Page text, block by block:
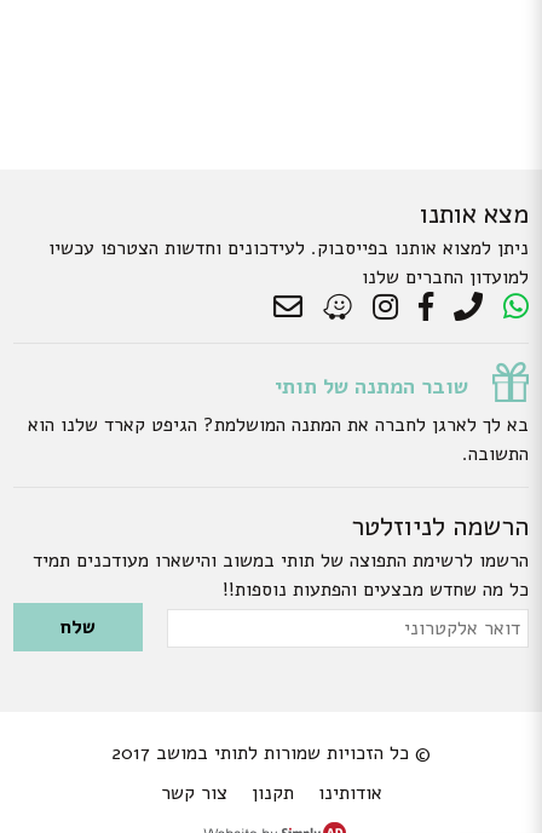
מצא אותנו
ניתן למצוא אותנו בפייסבוק. לעידכונים וחדשות הצטרפו עכשיו
למועדון החברים שלנו
שובר המתנה של תותי
בא לך לארגן לחברה את המתנה המושלמת? הגיפט קארד שלנו הוא
התשובה.
הרשמה לניוזלטר
הרשמו לרשימת התפוצה של תותי במשוב והישארו מעודכנים תמיד
כל מה שחדש מבצעים והפתעות נוספות!!
Please leave this field empty.
דואר
© כל הזכויות שמורות לתותי במושב 2017
אודותינו
תקנון צור קשר